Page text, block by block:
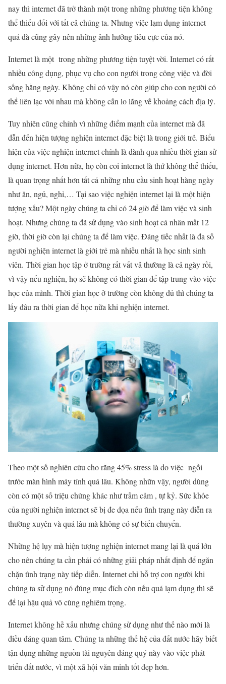
nay thì internet đã trở thành một trong những phương tiện không
thể thiếu đối với tất cả chúng ta. Nhưng việc lạm dụng internet
quá đà cũng gây nên những ảnh hưởng tiêu cực của nó.
Internet là một trong những phương tiện tuyệt vời. Internet có rất
nhiều công dụng, phục vụ cho con người trong công việc và đời
sống hằng ngày. Không chỉ có vậy nó còn giúp cho con người có
thể liên lạc với nhau mà không cần lo lắng về khoảng cách địa lý.
Tuy nhiên cũng chính vì những điểm mạnh của internet mà đã
dẫn đến hiện tượng nghiện internet đặc biệt là trong giới trẻ. Biểu
hiện của việc nghiện internet chính là dành qua nhiều thời gian sử
dụng internet. Hơn nữa, họ còn coi internet là thứ không thể thiếu,
là quan trọng nhất hơn tất cả những nhu cầu sinh hoạt hàng ngày
như ăn, ngủ, nghỉ,… Tại sao việc nghiện internet lại là một hiện
tượng xấu? Một ngày chúng ta chỉ có 24 giờ để làm việc và sinh
hoạt. Nhưng chúng ta đã sử dụng vào sinh hoạt cá nhân mất 12
giờ, thời giờ còn lại chúng ta để làm việc. Đáng tiếc nhất là đa số
người nghiện internet là giới trẻ mà nhiều nhất là học sinh sinh
viên. Thời gian học tập ở trường rất vất vả thường là cả ngày rồi,
vì vậy nếu nghiện, họ sẽ không có thời gian để tập trung vào việc
học của mình. Thời gian học ở trường còn không đủ thì chúng ta
lấy đâu ra thời gian để học nữa khi nghiện internet.
Theo một số nghiên cứu cho rằng 45% stress là do việc ngồi
trước màn hình máy tính quá lâu. Không nhữn vậy, người dùng
còn có một số triệu chứng khác như trầm cảm , tự kỷ. Sức khỏe
của người nghiện internet sẽ bị đe dọa nếu tình trạng này diễn ra
thường xuyên và quá lâu mà không có sự biến chuyển.
Những hệ lụy mà hiện tượng nghiện internet mang lại là quá lớn
cho nên chúng ta cần phải có những giải pháp nhất định để ngăn
chặn tình trạng này tiếp diễn. Internet chỉ hỗ trợ con người khi
chúng ta sử dụng nó đúng mục đích còn nếu quá lạm dụng thì sẽ
để lại hậu quả vô cùng nghiêm trọng.
Internet không hề xấu nhưng chúng sử dụng như thế nào mới là
điều đáng quan tâm. Chúng ta những thế hệ của đất nước hãy biết
tận dụng những nguồn tài nguyên đáng quý này vào việc phát
triển đất nước, vì một xã hội văn minh tốt đẹp hơn.